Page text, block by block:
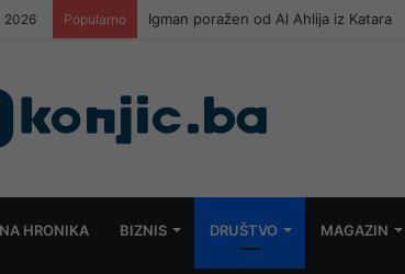
2026 Popularno Igman poražen od Al Ahlija iz Katara
HRONIKA BIZNIS DRUŠTVO MAGAZIN